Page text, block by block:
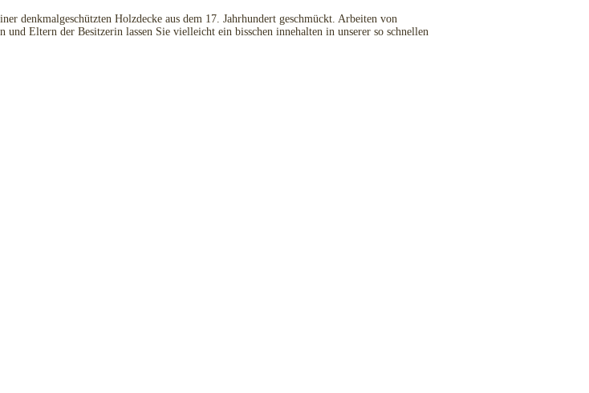
denkmalgeschützten Holzdecke aus dem 17. Jahrhundert geschmückt. Arbeiten von
Eltern der Besitzerin lassen Sie vielleicht ein bisschen innehalten in unserer so schnellen